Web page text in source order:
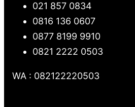
021 857 0834
0816 136 0607
0877 8199 9910
0821 2222 0503
WA : 082122220503